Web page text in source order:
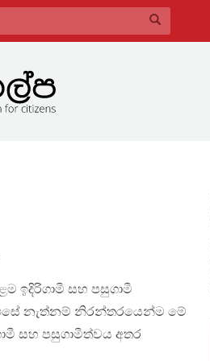
ඉදිරිගාමී සහ පසුගාමී
නැත්නම් නිරන්තරයෙන්ම මේ
සහ පසුගාමීත්වය අතර